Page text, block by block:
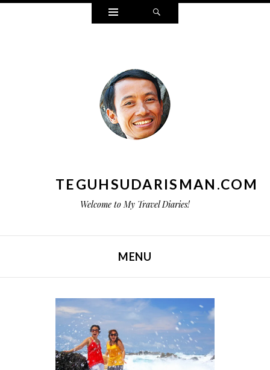
Widgets
TEGUHSUDARISMAN.COM
Welcome to My Travel Diaries!
MENU